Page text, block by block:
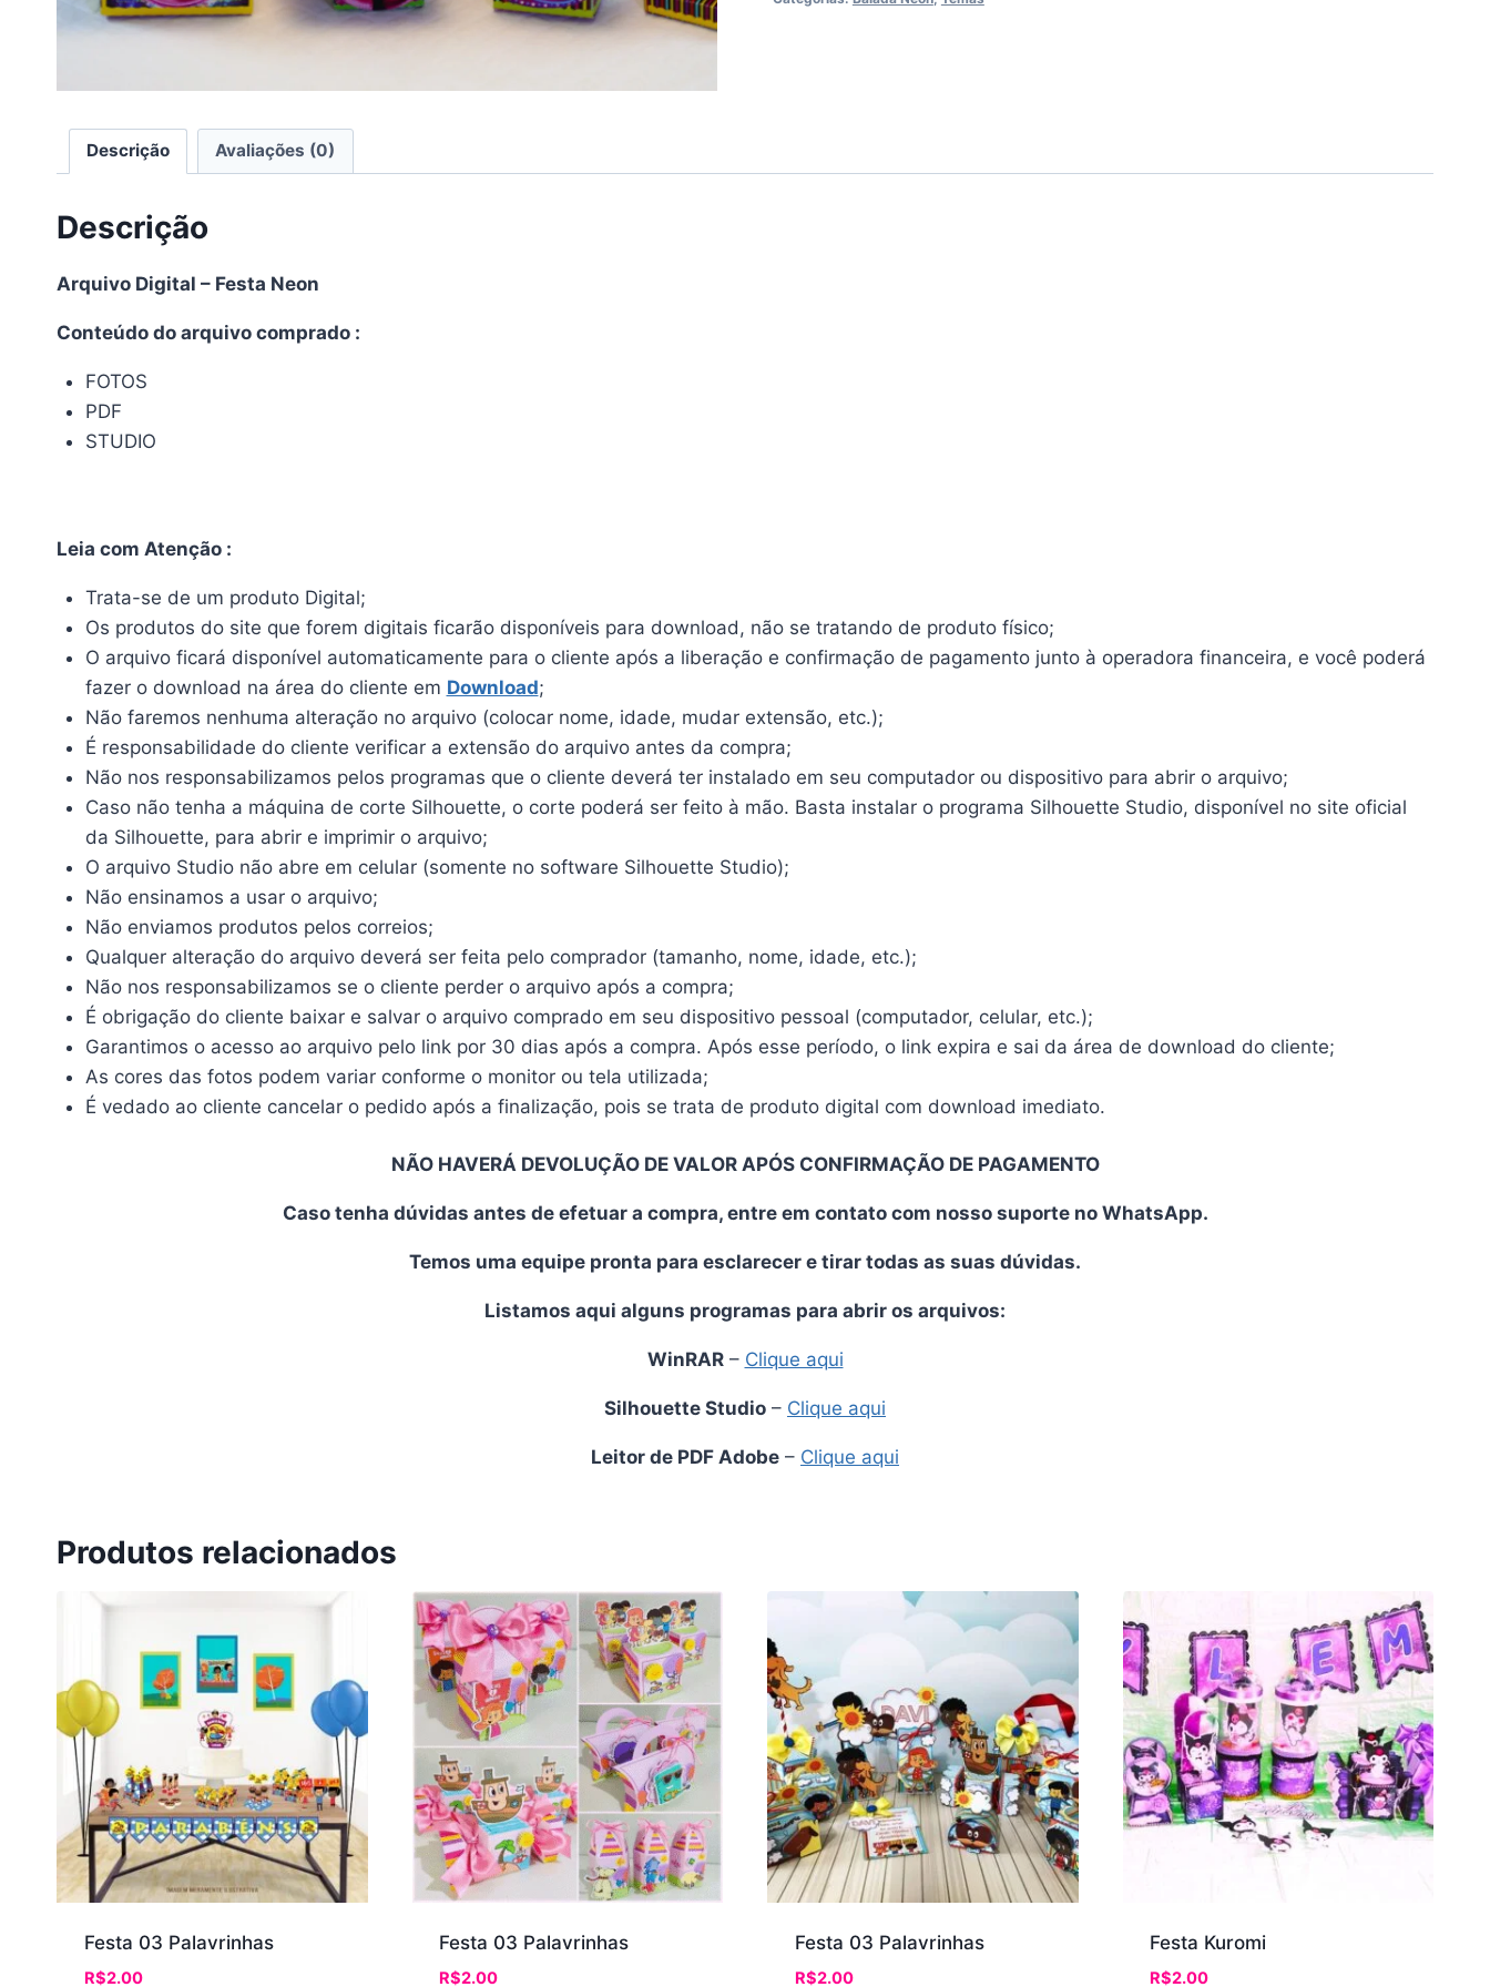
Descrição Avaliações (0)
Descrição
Arquivo Digital – Festa Neon
Conteúdo do arquivo comprado :
FOTOS
PDF
STUDIO
Leia com Atenção :
Trata-se de um produto Digital;
Os produtos do site que forem digitais ficarão disponíveis para download, não se tratando de produto físico;
O arquivo ficará disponível automaticamente para o cliente após a liberação e confirmação de pagamento junto à operadora financeira, e você poderá
fazer o download na área do cliente em Download;
Não faremos nenhuma alteração no arquivo (colocar nome, idade, mudar extensão, etc.);
É responsabilidade do cliente verificar a extensão do arquivo antes da compra;
Não nos responsabilizamos pelos programas que o cliente deverá ter instalado em seu computador ou dispositivo para abrir o arquivo;
Caso não tenha a máquina de corte Silhouette, o corte poderá ser feito à mão. Basta instalar o programa Silhouette Studio, disponível no site oficial
da Silhouette, para abrir e imprimir o arquivo;
O arquivo Studio não abre em celular (somente no software Silhouette Studio);
Não ensinamos a usar o arquivo;
Não enviamos produtos pelos correios;
Qualquer alteração do arquivo deverá ser feita pelo comprador (tamanho, nome, idade, etc.);
Não nos responsabilizamos se o cliente perder o arquivo após a compra;
É obrigação do cliente baixar e salvar o arquivo comprado em seu dispositivo pessoal (computador, celular, etc.);
Garantimos o acesso ao arquivo pelo link por 30 dias após a compra. Após esse período, o link expira e sai da área de download do cliente;
As cores das fotos podem variar conforme o monitor ou tela utilizada;
É vedado ao cliente cancelar o pedido após a finalização, pois se trata de produto digital com download imediato.
NÃO HAVERÁ DEVOLUÇÃO DE VALOR APÓS CONFIRMAÇÃO DE PAGAMENTO
Caso tenha dúvidas antes de efetuar a compra, entre em contato com nosso suporte no WhatsApp.
Temos uma equipe pronta para esclarecer e tirar todas as suas dúvidas.
Listamos aqui alguns programas para abrir os arquivos:
WinRAR– Clique aqui
Silhouette Studio – Clique aqui
Leitor de PDF Adobe – Clique aqui
Produtos relacionados
Festa 03 Palavrinhas
R$2.00
Festa 03 Palavrinhas
R$2.00
Festa 03 Palavrinhas
R$2.00
Festa Kuromi
R$2.00